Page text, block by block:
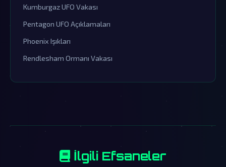
Kumburgaz UFO Vakası
Pentagon UFO Açıklamaları
Phoenix Işıkları
Rendlesham Ormanı Vakası
İlgili Efsaneler